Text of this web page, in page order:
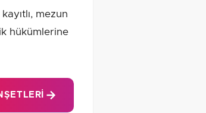
mezun
hükümlerine